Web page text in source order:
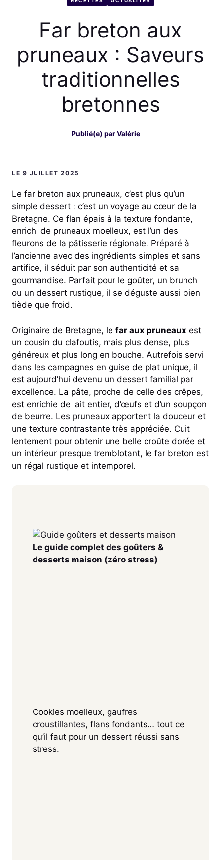
Far breton aux
pruneaux : Saveurs
traditionnelles
bretonnes
Publié(e) parValérie
LE 9 JUILLET 2025
Le far breton aux pruneaux, c’est plus qu’un
simple dessert : c’est un voyage au cœur de la
Bretagne. Ce flan épais à la texture fondante,
enrichi de pruneaux moelleux, est l’un des
fleurons de la pâtisserie régionale. Préparé à
l’ancienne avec des ingrédients simples et sans
artifice, il séduit par son authenticité et sa
gourmandise. Parfait pour le goûter, un brunch
ou un dessert rustique, il se déguste aussi bien
tiède que froid.
Originaire de Bretagne, le far aux pruneaux est
un cousin du clafoutis, mais plus dense, plus
généreux et plus long en bouche. Autrefois servi
dans les campagnes en guise de plat unique, il
est aujourd’hui devenu un dessert familial par
excellence. La pâte, proche de celle des crêpes,
est enrichie de lait entier, d’œufs et d’un soupçon
de beurre. Les pruneaux apportent la douceur et
une texture contrastante très appréciée. Cuit
lentement pour obtenir une belle croûte dorée et
un intérieur presque tremblotant, le far breton est
un régal rustique et intemporel.
Le guide complet des goûters &
desserts maison (zéro stress)
Cookies moelleux, gaufres
croustillantes, flans fondants… tout ce
qu’il faut pour un dessert réussi sans
stress.